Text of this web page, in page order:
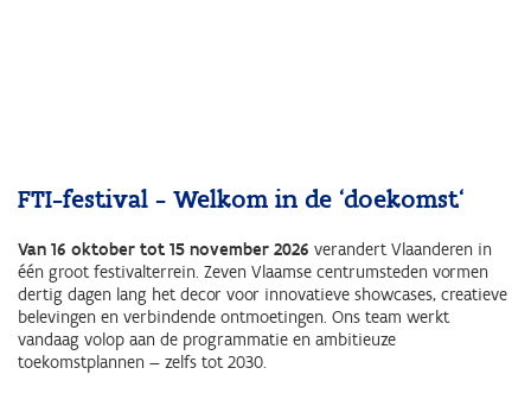
FTI-festival - Welkom in de 'doekomst'
Van 16 oktober tot 15 november 2026 verandert Vlaanderen in
één groot festivalterrein. Zeven Vlaamse centrumsteden vormen
dertig dagen lang het decor voor innovatieve showcases, creatieve
belevingen en verbindende ontmoetingen. Ons team werkt
vandaag volop aan de programmatie en ambitieuze
toekomstplannen — zelfs tot 2030.